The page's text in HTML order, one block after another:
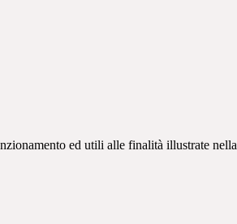
ed utili alle finalità illustrate nella